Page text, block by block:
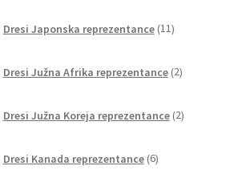
Dresi Japonska reprezentance 11izdelkov
Dresi Južna Afrika reprezentance 2izdelka
Dresi Južna Koreja reprezentance 2izdelka
Dresi Kanada reprezentance 6izdelkov